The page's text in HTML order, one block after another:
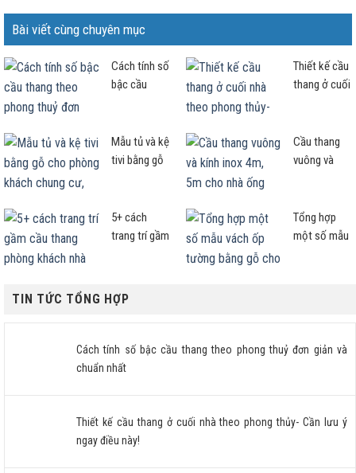
Bài viết cùng chuyên mục
Cách tính số
bậc cầu
đơn giản và
chuẩn nhất
Thiết kế cầu
thang ở cuối
Cần lưu ý
ngay điều
Mẫu tủ và kệ
tivi bằng gỗ
cư, nhà phố
nên xem!
Cầu thang
vuông và
nhà ống mẫu
nào đẹp
5+ cách
trang trí gầm
nhà ống hợp
chuẩn
Tổng hợp
một số mẫu
và đầu
giường
TIN TỨC TỔNG HỢP
Cách tính số bậc cầu thang theo phong thuỷ đơn giản và
chuẩn nhất
Thiết kế cầu thang ở cuối nhà theo phong thủy- Cần lưu ý
ngay điều này!